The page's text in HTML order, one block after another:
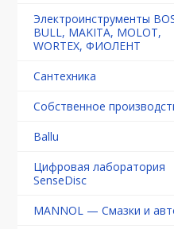
Электроинструменты
BULL, MAKITA, MOLOT,
WORTEX, ФИОЛЕНТ
Сантехника
Собственное
Ballu
Цифровая лаборатория
SenseDisc
MANNOL — Смазки и